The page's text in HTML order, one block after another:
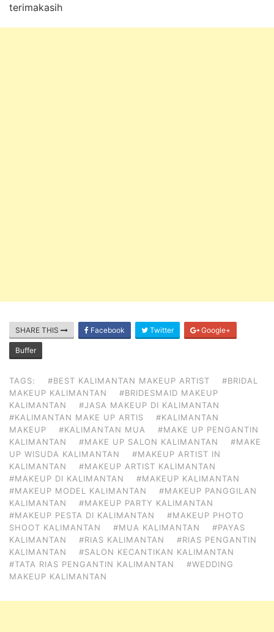
terimakasih
SHARE THIS Facebook Twitter Google+
Buffer
TAGS: #BEST KALIMANTAN MAKEUP ARTIST
#BRIDAL
MAKEUP KALIMANTAN
#BRIDESMAID MAKEUP
KALIMANTAN
#JASA MAKEUP DI KALIMANTAN
#KALIMANTAN MAKE UP ARTIS
#KALIMANTAN
MAKEUP
#KALIMANTAN MUA
#MAKE UP PENGANTIN
KALIMANTAN
#MAKE UP SALON KALIMANTAN
#MAKE
UP WISUDA KALIMANTAN
#MAKEUP ARTIST IN
KALIMANTAN
#MAKEUP ARTIST KALIMANTAN
#MAKEUP DI KALIMANTAN
#MAKEUP KALIMANTAN
#MAKEUP MODEL KALIMANTAN
#MAKEUP PANGGILAN
KALIMANTAN
#MAKEUP PARTY KALIMANTAN
#MAKEUP PESTA DI KALIMANTAN
#MAKEUP PHOTO
SHOOT KALIMANTAN
#MUA KALIMANTAN
#PAYAS
KALIMANTAN
#RIAS KALIMANTAN
#RIAS PENGANTIN
KALIMANTAN
#SALON KECANTIKAN KALIMANTAN
#TATA RIAS PENGANTIN KALIMANTAN
#WEDDING
MAKEUP KALIMANTAN